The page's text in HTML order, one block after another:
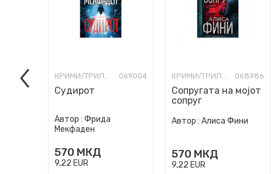
КРИМИ/ТРИЛЕР 069004
Судирот
Автор : Фрида
Мекфаден
570 МКД
9,22 EUR
КРИМИ/ТРИЛЕР 068986
Сопругата на мојот
сопруг
Автор : Алиса Фини
570 МКД
9,22 EUR